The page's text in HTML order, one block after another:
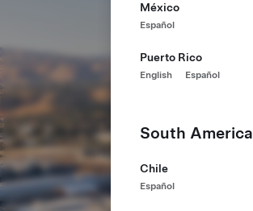
México
Español
Puerto Rico
English Español
South America
Chile
Español